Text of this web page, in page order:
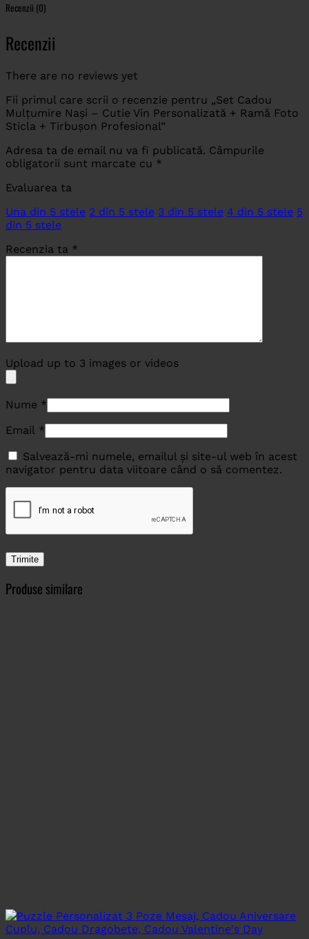
Recenzii (0)
Recenzii
There are no reviews yet
Fii primul care scrii o recenzie pentru „Set Cadou
Mulțumire Nași – Cutie Vin Personalizată + Ramă Foto
Sticla + Tirbușon Profesional”
Adresa ta de email nu va fi publicată. Câmpurile
obligatorii sunt marcate cu *
Evaluarea ta
Una din 5 stele 2 din 5 stele 3 din 5 stele 4 din 5 stele 5
din 5 stele
Recenzia ta *
Upload up to 3 images or videos
Nume *
Email *
Salvează-mi numele, emailul și site-ul web în acest
navigator pentru data viitoare când o să comentez.
Produse similare